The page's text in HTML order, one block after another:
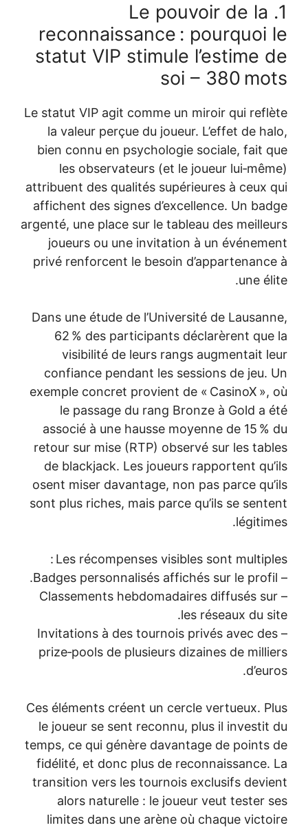
1. Le pouvoir de la
reconnaissance : pourquoi
statut VIP stimule l’estime
soi – 380
Le statut VIP agit comme un miroir qui
la valeur perçue du joueur. L’effet de
bien connu en psychologie sociale, fait
les observateurs (et le joueur
attribuent des qualités supérieures à ceux
affichent des signes d’excellence. Un
argenté, une place sur le tableau des
joueurs ou une invitation à un
privé renforcent le besoin
une
Dans une étude de l’Université de
62 % des participants déclarèrent
visibilité de leurs rangs augmentait
confiance pendant les sessions de jeu.
exemple concret provient de « CasinoX »,
le passage du rang Bronze à Gold a
associé à une hausse moyenne de 15 %
retour sur mise (RTP) observé sur les
de blackjack. Les joueurs rapportent
osent miser davantage, non pas parce
sont plus riches, mais parce qu’ils se
Les récompenses visibles sont
– Classements hebdomadaires diffusés
les réseaux du
– Invitations à des tournois privés avec
prize‑pools de plusieurs dizaines de
Ces éléments créent un cercle vertueux.
le joueur se sent reconnu, plus il investit
temps, ce qui génère davantage de points
fidélité, et donc plus de reconnaissance.
transition vers les tournois exclusifs
alors naturelle : le joueur veut tester
limites dans une arène où chaque